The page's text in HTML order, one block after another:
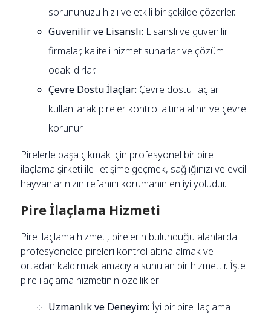
sorununuzu hızlı ve etkili bir şekilde çözerler.
Güvenilir ve Lisanslı: Lisanslı ve güvenilir
firmalar, kaliteli hizmet sunarlar ve çözüm
odaklıdırlar.
Çevre Dostu İlaçlar: Çevre dostu ilaçlar
kullanılarak pireler kontrol altına alınır ve çevre
korunur.
Pirelerle başa çıkmak için profesyonel bir pire
ilaçlama şirketi ile iletişime geçmek, sağlığınızı ve evcil
hayvanlarınızın refahını korumanın en iyi yoludur.
Pire İlaçlama Hizmeti
Pire ilaçlama hizmeti, pirelerin bulunduğu alanlarda
profesyonelce pireleri kontrol altına almak ve
ortadan kaldırmak amacıyla sunulan bir hizmettir. İşte
pire ilaçlama hizmetinin özellikleri:
Uzmanlık ve Deneyim: İyi bir pire ilaçlama